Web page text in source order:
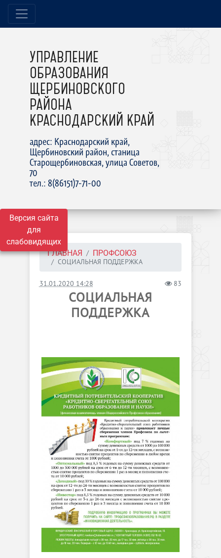
Версия сайта
для
слабовидящих
УПРАВЛЕНИЕ
ОБРАЗОВАНИЯ
ЩЕРБИНОВСКОГО
РАЙОНА
КРАСНОДАРСКИЙ КРАЙ
адрес: Краснодарский край,
Щербиновский район, станица
Старощербиновская, улица Советов,
70
тел.: 8(86151)7-71-00
ГЛАВНАЯ
ПРОФСОЮЗ
СОЦИАЛЬНАЯ ПОДДЕРЖКА
31.01.2020 14:28 83
СОЦИАЛЬНАЯ
ПОДДЕРЖКА